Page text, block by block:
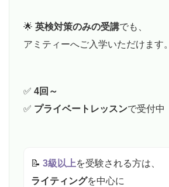
🌟 英検対策のみの受講でも、
アミティーへご入学いただけます。
✅ 4回～
✅ プライベートレッスンで受付中
📝 3級以上を受験される方は、
ライティングを中心に